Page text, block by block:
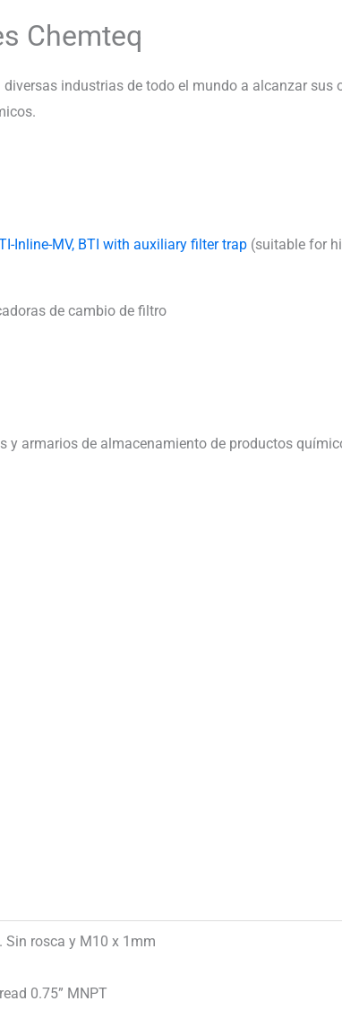
Chemteq
industrias de todo el mundo a alcanzar sus
Inline-MV, BTI with auxiliary filter trap (suitable for
de cambio de filtro
y armarios de almacenamiento de productos
Sin rosca y M10 x 1mm
0.75” MNPT